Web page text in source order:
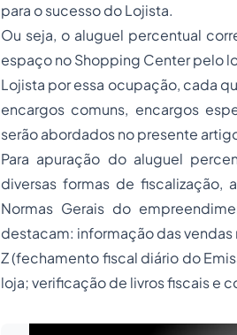
para o sucesso do
Ou seja, o aluguel percentual
espaço no Shopping Center pelo
Lojista por essa ocupação, cada
encargos comuns, encargos
serão abordados no presente
Para apuração do aluguel
diversas formas de fiscalização,
Normas Gerais do
destacam: informação das
Z (fechamento fiscal diário do
loja; verificação de livros fiscais e